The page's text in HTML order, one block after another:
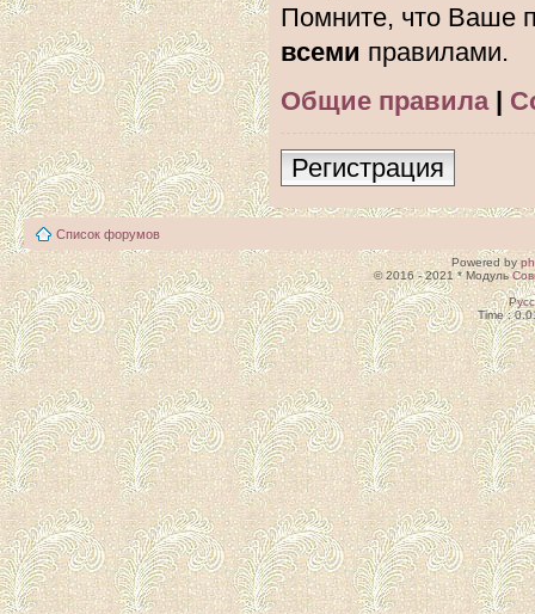
Помните, что Ваше
всеми правилами.
Общие правила|
Регистрация
Список форумов
Powered by
© 2016 - 2021 * Модуль
Time :